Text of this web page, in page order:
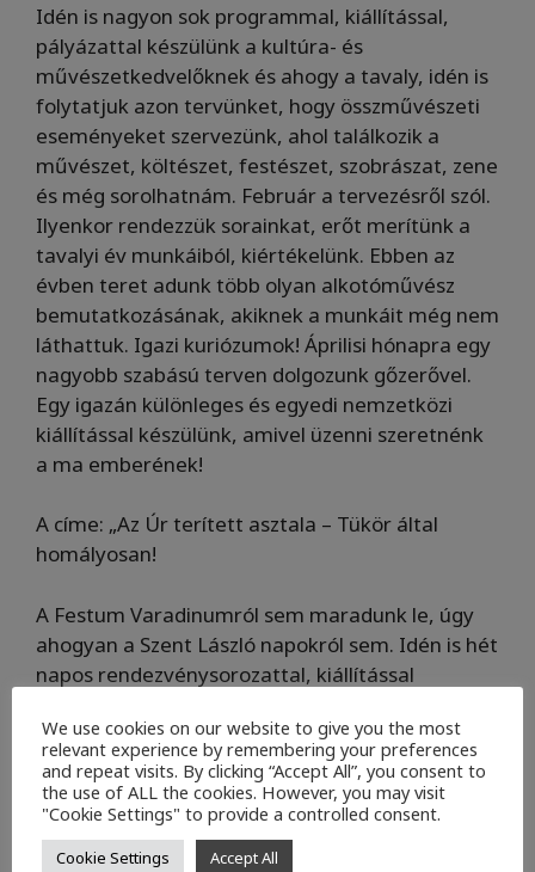
Idén is nagyon sok programmal, kiállítással,
pályázattal készülünk a kultúra- és
művészetkedvelőknek és ahogy a tavaly, idén is
folytatjuk azon tervünket, hogy összművészeti
eseményeket szervezünk, ahol találkozik a
művészet, költészet, festészet, szobrászat, zene
és még sorolhatnám. Február a tervezésről szól.
Ilyenkor rendezzük sorainkat, erőt merítünk a
tavalyi év munkáiból, kiértékelünk. Ebben az
évben teret adunk több olyan alkotóművész
bemutatkozásának, akiknek a munkáit még nem
láthattuk. Igazi kuriózumok! Áprilisi hónapra egy
nagyobb szabású terven dolgozunk gőzerővel.
Egy igazán különleges és egyedi nemzetközi
kiállítással készülünk, amivel üzenni szeretnénk
a ma emberének!
A címe: „Az Úr terített asztala – Tükör által
homályosan!
A Festum Varadinumról sem maradunk le, úgy
ahogyan a Szent László napokról sem. Idén is hét
napos rendezvénysorozattal, kiállítással
koncert is. Év végén pedig újra lesz karácsonyi
művészeti vásár. Remélem sikerült felkelteni az
érdeklődésüket. Mindenkit szeretettel várunk!
További információért kövesse Facbook
We use cookies on our website to give you the most
relevant experience by remembering your preferences
and repeat visits. By clicking “Accept All”, you consent to
the use of ALL the cookies. However, you may visit
"Cookie Settings" to provide a controlled consent.
Cookie Settings Accept All